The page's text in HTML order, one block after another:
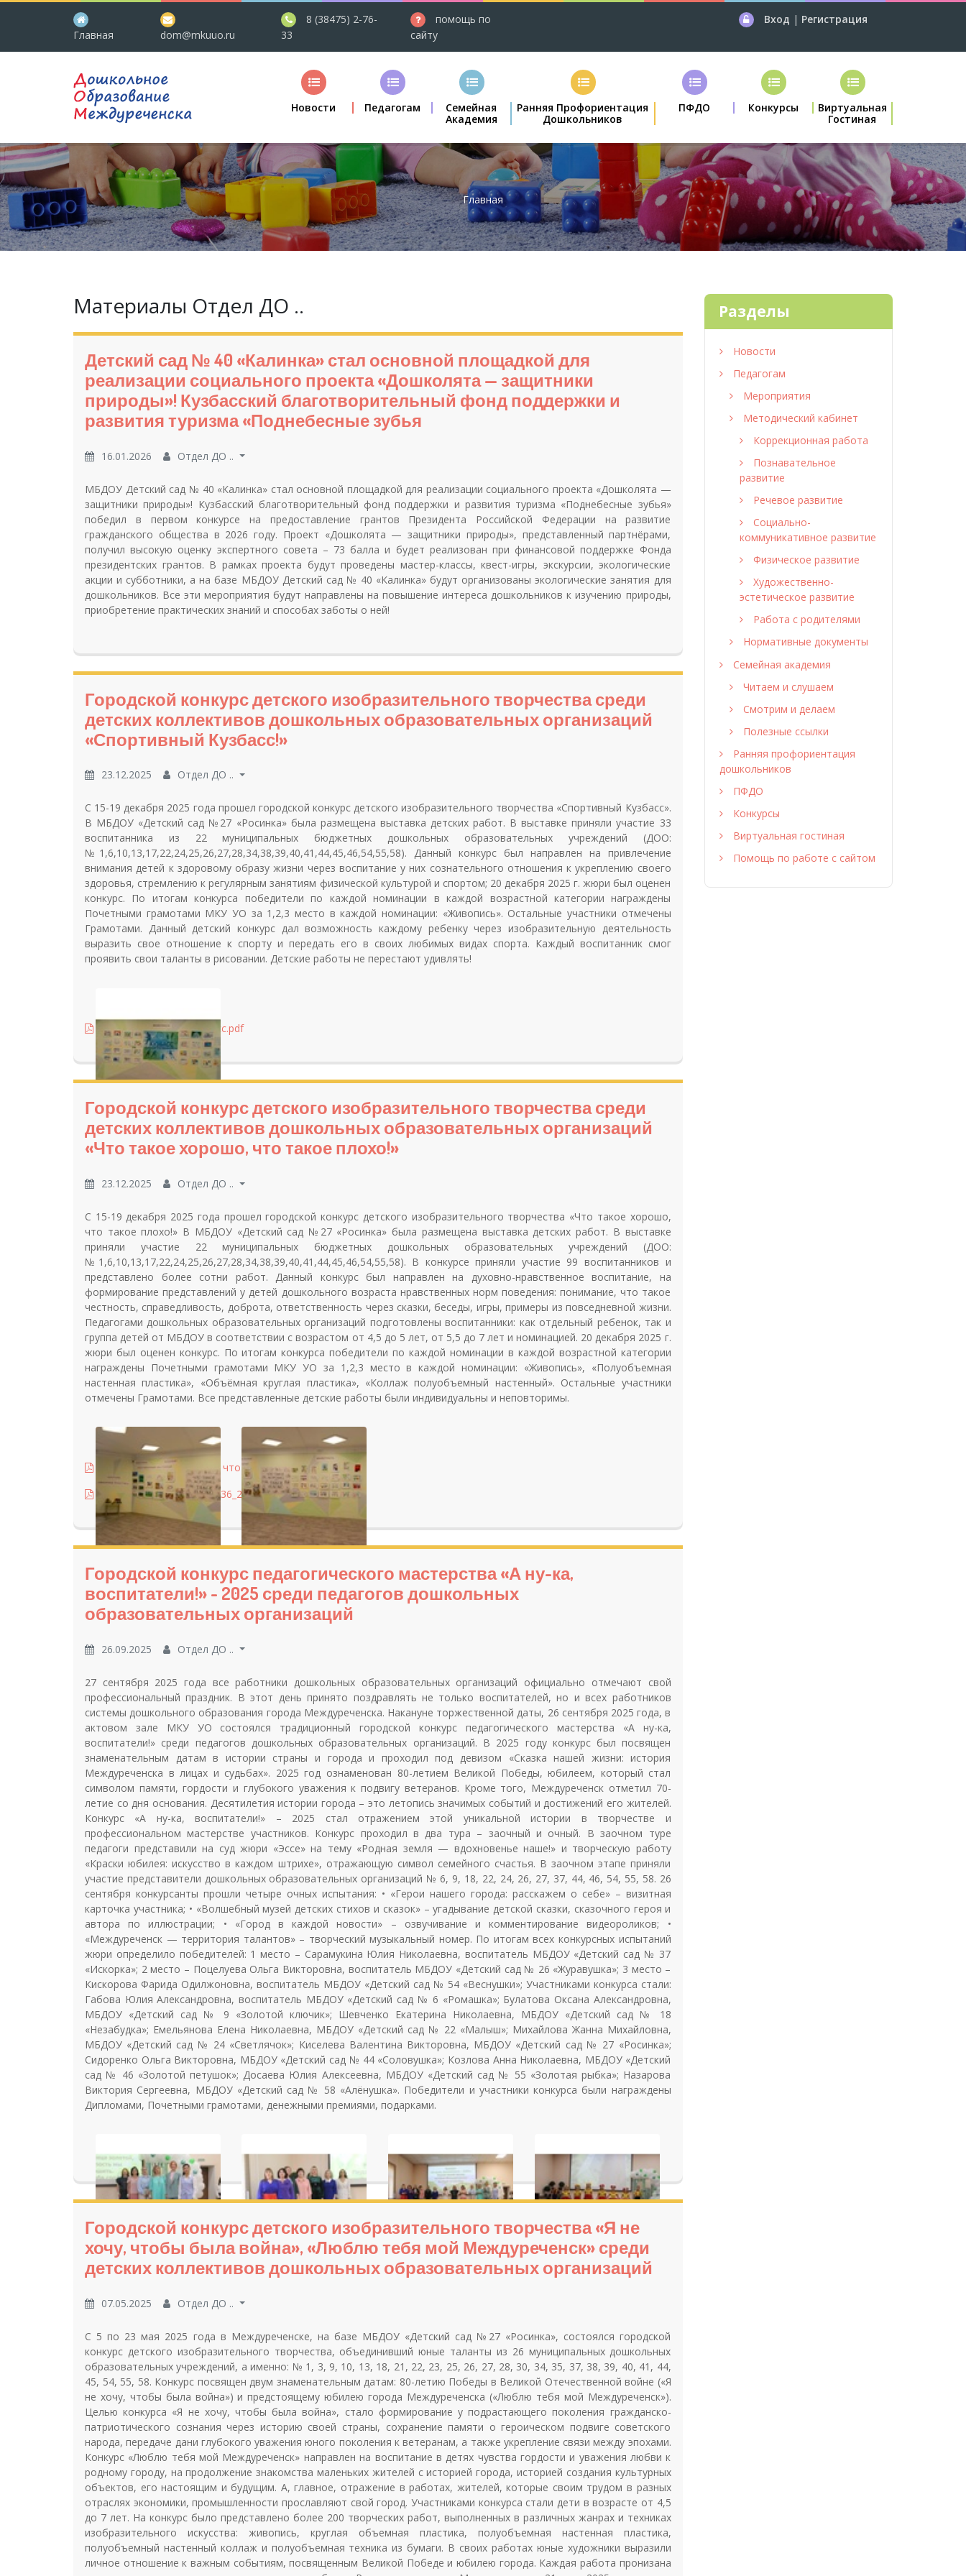
Главная dom@mkuuo.ru
8 (38475) 2-76-
33
помощь по
сайту
Вход | Регистрация
Новости Педагогам
Семейная
Академия
Ранняя Профориентация
Дошкольников
ПФДО Конкурсы
Виртуальная
Гостиная
Главная
Материалы Отдел ДО ..
Детский сад № 40 «Калинка» стал основной площадкой для
реализации социального проекта «Дошколята — защитники
природы»! Кузбасский благотворительный фонд поддержки и
развития туризма «Поднебесные зубья
16.01.2026 Отдел ДО ..
МБДОУ Детский сад № 40 «Калинка» стал основной площадкой для реализации социального проекта «Дошколята —
защитники природы»! Кузбасский благотворительный фонд поддержки и развития туризма «Поднебесные зубья»
победил в первом конкурсе на предоставление грантов Президента Российской Федерации на развитие
гражданского общества в 2026 году. Проект «Дошколята — защитники природы», представленный партнёрами,
получил высокую оценку экспертного совета – 73 балла и будет реализован при финансовой поддержке Фонда
президентских грантов. В рамках проекта будут проведены мастер-классы, квест-игры, экскурсии, экологические
акции и субботники, а на базе МБДОУ Детский сад № 40 «Калинка» будут организованы экологические занятия для
дошкольников. Все эти мероприятия будут направлены на повышение интереса дошкольников к изучению природы,
приобретение практических знаний и способах заботы о ней!
Городской конкурс детского изобразительного творчества среди
детских коллективов дошкольных образовательных организаций
«Спортивный Кузбасс!»
23.12.2025 Отдел ДО ..
С 15-19 декабря 2025 года прошел городской конкурс детского изобразительного творчества «Спортивный Кузбасс».
В МБДОУ «Детский сад №27 «Росинка» была размещена выставка детских работ. В выставке приняли участие 33
воспитанника из 22 муниципальных бюджетных дошкольных образовательных учреждений (ДОО:
№1,6,10,13,17,22,24,25,26,27,28,34,38,39,40,41,44,45,46,54,55,58). Данный конкурс был направлен на привлечение
внимания детей к здоровому образу жизни через воспитание у них сознательного отношения к укреплению своего
здоровья, стремлению к регулярным занятиям физической культурой и спортом; 20 декабря 2025 г. жюри был оценен
конкурс. По итогам конкурса победители по каждой номинации в каждой возрастной категории награждены
Почетными грамотами МКУ УО за 1,2,3 место в каждой номинации: «Живопись». Остальные участники отмечены
Грамотами. Данный детский конкурс дал возможность каждому ребенку через изобразительную деятельность
выразить свое отношение к спорту и передать его в своих любимых видах спорта. Каждый воспитанник смог
проявить свои таланты в рисовании. Детские работы не перестают удивлять!
итог, Спортивный Кузбасс.pdf
Городской конкурс детского изобразительного творчества среди
детских коллективов дошкольных образовательных организаций
«Что такое хорошо, что такое плохо!»
23.12.2025 Отдел ДО ..
С 15-19 декабря 2025 года прошел городской конкурс детского изобразительного творчества «Что такое хорошо,
что такое плохо!» В МБДОУ «Детский сад №27 «Росинка» была размещена выставка детских работ. В выставке
приняли участие 22 муниципальных бюджетных дошкольных образовательных учреждений (ДОО:
№1,6,10,13,17,22,24,25,26,27,28,34,38,39,40,41,44,45,46,54,55,58). В конкурсе приняли участие 99 воспитанников и
представлено более сотни работ. Данный конкурс был направлен на духовно-нравственное воспитание, на
формирование представлений у детей дошкольного возраста нравственных норм поведения: понимание, что такое
честность, справедливость, доброта, ответственность через сказки, беседы, игры, примеры из повседневной жизни.
Педагогами дошкольных образовательных организаций подготовлены воспитанники: как отдельный ребенок, так и
группа детей от МБДОУ в соответствии с возрастом от 4,5 до 5 лет, от 5,5 до 7 лет и номинацией. 20 декабря 2025 г.
жюри был оценен конкурс. По итогам конкурса победители по каждой номинации в каждой возрастной категории
награждены Почетными грамотами МКУ УО за 1,2,3 место в каждой номинации: «Живопись», «Полуобъемная
настенная пластика», «Объёмная круглая пластика», «Коллаж полуобъемный настенный». Остальные участники
отмечены Грамотами. Все представленные детские работы были индивидуальны и неповторимы.
Итог, что такое хорошо, что такое плохо-1.pdf
Приказ от 08.12.2025 № 936_2025-12-09_14-30-22_1.pdf
Городской конкурс педагогического мастерства «А ну-ка,
воспитатели!» - 2025 среди педагогов дошкольных
образовательных организаций
26.09.2025 Отдел ДО ..
27 сентября 2025 года все работники дошкольных образовательных организаций официально отмечают свой
профессиональный праздник. В этот день принято поздравлять не только воспитателей, но и всех работников
системы дошкольного образования города Междуреченска. Накануне торжественной даты, 26 сентября 2025 года, в
актовом зале МКУ УО состоялся традиционный городской конкурс педагогического мастерства «А ну-ка,
воспитатели!» среди педагогов дошкольных образовательных организаций. В 2025 году конкурс был посвящен
знаменательным датам в истории страны и города и проходил под девизом «Сказка нашей жизни: история
Междуреченска в лицах и судьбах». 2025 год ознаменован 80-летием Великой Победы, юбилеем, который стал
символом памяти, гордости и глубокого уважения к подвигу ветеранов. Кроме того, Междуреченск отметил 70-
летие со дня основания. Десятилетия истории города – это летопись значимых событий и достижений его жителей.
Конкурс «А ну-ка, воспитатели!» – 2025 стал отражением этой уникальной истории в творчестве и
профессиональном мастерстве участников. Конкурс проходил в два тура – заочный и очный. В заочном туре
педагоги представили на суд жюри «Эссе» на тему «Родная земля — вдохновенье наше!» и творческую работу
«Краски юбилея: искусство в каждом штрихе», отражающую символ семейного счастья. В заочном этапе приняли
участие представители дошкольных образовательных организаций № 6, 9, 18, 22, 24, 26, 27, 37, 44, 46, 54, 55, 58. 26
сентября конкурсанты прошли четыре очных испытания: • «Герои нашего города: расскажем о себе» – визитная
карточка участника; • «Волшебный музей детских стихов и сказок» – угадывание детской сказки, сказочного героя и
автора по иллюстрации; • «Город в каждой новости» – озвучивание и комментирование видеороликов; •
«Междуреченск — территория талантов» – творческий музыкальный номер. По итогам всех конкурсных испытаний
жюри определило победителей: 1 место – Сарамукина Юлия Николаевна, воспитатель МБДОУ «Детский сад № 37
«Искорка»; 2 место – Поцелуева Ольга Викторовна, воспитатель МБДОУ «Детский сад № 26 «Журавушка»; 3 место –
Кискорова Фарида Одилжоновна, воспитатель МБДОУ «Детский сад № 54 «Веснушки»; Участниками конкурса стали:
Габова Юлия Александровна, воспитатель МБДОУ «Детский сад № 6 «Ромашка»; Булатова Оксана Александровна,
МБДОУ «Детский сад № 9 «Золотой ключик»; Шевченко Екатерина Николаевна, МБДОУ «Детский сад № 18
«Незабудка»; Емельянова Елена Николаевна, МБДОУ «Детский сад № 22 «Малыш»; Михайлова Жанна Михайловна,
МБДОУ «Детский сад № 24 «Светлячок»; Киселева Валентина Викторовна, МБДОУ «Детский сад № 27 «Росинка»;
Сидоренко Ольга Викторовна, МБДОУ «Детский сад № 44 «Соловушка»; Козлова Анна Николаевна, МБДОУ «Детский
сад № 46 «Золотой петушок»; Досаева Юлия Алексеевна, МБДОУ «Детский сад № 55 «Золотая рыбка»; Назарова
Виктория Сергеевна, МБДОУ «Детский сад № 58 «Алёнушка». Победители и участники конкурса были награждены
Дипломами, Почетными грамотами, денежными премиями, подарками.
Городской конкурс детского изобразительного творчества «Я не
хочу, чтобы была война», «Люблю тебя мой Междуреченск» среди
детских коллективов дошкольных образовательных организаций
07.05.2025 Отдел ДО ..
С 5 по 23 мая 2025 года в Междуреченске, на базе МБДОУ «Детский сад №27 «Росинка», состоялся городской
конкурс детского изобразительного творчества, объединивший юные таланты из 26 муниципальных дошкольных
образовательных учреждений, а именно: № 1, 3, 9, 10, 13, 18, 21, 22, 23, 25, 26, 27, 28, 30, 34, 35, 37, 38, 39, 40, 41, 44,
45, 54, 55, 58. Конкурс посвящен двум знаменательным датам: 80-летию Победы в Великой Отечественной войне («Я
не хочу, чтобы была война») и предстоящему юбилею города Междуреченска («Люблю тебя мой Междуреченск»).
Целью конкурса «Я не хочу, чтобы была война», стало формирование у подрастающего поколения гражданско-
патриотического сознания через историю своей страны, сохранение памяти о героическом подвиге советского
народа, передаче дани глубокого уважения юного поколения к ветеранам, а также укрепление связи между эпохами.
Конкурс «Люблю тебя мой Междуреченск» направлен на воспитание в детях чувства гордости и уважения любви к
родному городу, на продолжение знакомства маленьких жителей с историей города, историей создания культурных
объектов, его настоящим и будущим. А, главное, отражение в работах, жителей, которые своим трудом в разных
отраслях экономики, промышленности прославляют свой город. Участниками конкурса стали дети в возрасте от 4,5
до 7 лет. На конкурс было представлено более 200 творческих работ, выполненных в различных жанрах и техниках
изобразительного искусства: живопись, круглая объемная пластика, полуобъемная настенная пластика,
полуобъемный настенный коллаж и полуобъемная техника из бумаги. В своих работах юные художники выразили
личное отношение к важным событиям, посвященным Великой Победе и юбилею города. Каждая работа пронизана
Разделы
Новости
Педагогам
Мероприятия
Методический кабинет
Коррекционная работа
Познавательное
развитие
Речевое развитие
Социально-
коммуникативное развитие
Физическое развитие
Художественно-
эстетическое развитие
Работа с родителями
Нормативные документы
Семейная академия
Читаем и слушаем
Смотрим и делаем
Полезные ссылки
Ранняя профориентация
дошкольников
ПФДО
Конкурсы
Виртуальная гостиная
Помощь по работе с сайтом